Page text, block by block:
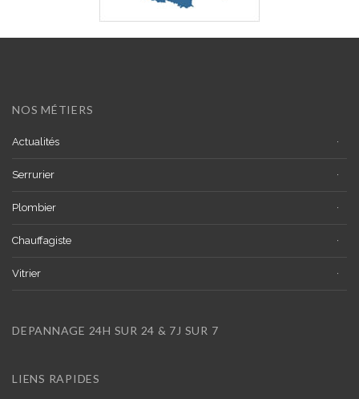
NOS MÉTIERS
Actualités
Serrurier
Plombier
Chauffagiste
Vitrier
DEPANNAGE 24H SUR 24 & 7J SUR 7
LIENS RAPIDES